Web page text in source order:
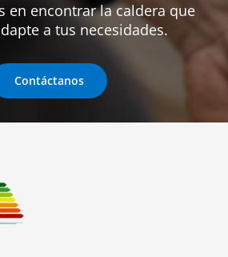
en encontrar la caldera que
a tus necesidades.
Contáctanos